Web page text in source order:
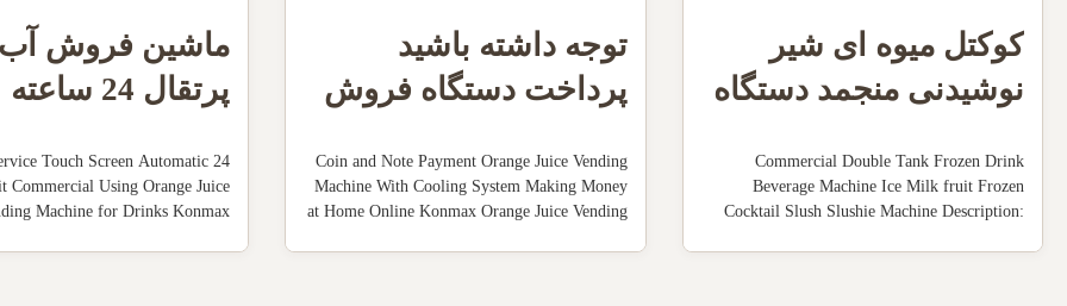
کوکتل میوه ای شیر
نوشیدنی منجمد دستگاه
Commercial Double Tank Frozen Drink
Beverage Machine Ice Milk fruit Frozen
Cocktail Slush Slushie Machine Description:
توجه داشته باشید
پرداخت دستگاه فروش
خنک کننده
Coin and Note Payment Orange Juice Vending
Machine With Cooling System Making Money
at Home Online Konmax Orange Juice Vending
ماشين فروش
پرتقال 24 ساعته
Touch Screen Automatic
Commercial Using Orange Juice
Machine for Drinks Konmax